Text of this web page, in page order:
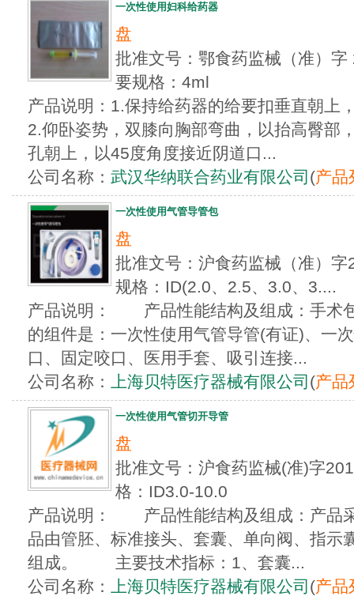
一次性使用妇科给药器
盘
批准文号：鄂食药监械（准
要规格：4ml
产品说明：1.保持给药器的给要扣垂直朝上
2.仰卧姿势，双膝向胸部弯曲，以抬高臀部
孔朝上，以45度角度接近阴道口...
公司名称： 武汉华纳联合药业有限公司 (产品
一次性使用气管导管包
盘
批准文号：沪食药监械（准
规格：ID(2.0、2.5、3.0、3....
产品说明： 产品性能结构及组成：手术
的组件是：一次性使用气管导管(有证)、一
口、固定咬口、医用手套、吸引连接...
公司名称：
上海贝特医疗器械有限公司 (产品
一次性使用气管切开导管
盘
批准文号：沪食药监械(准)字
格：ID3.0-10.0
产品说明： 产品性能结构及组成：产品
品由管胚、标准接头、套囊、单向阀、指示
组成。 主要技术指标：1、套囊...
公司名称：
上海贝特医疗器械有限公司 (产品